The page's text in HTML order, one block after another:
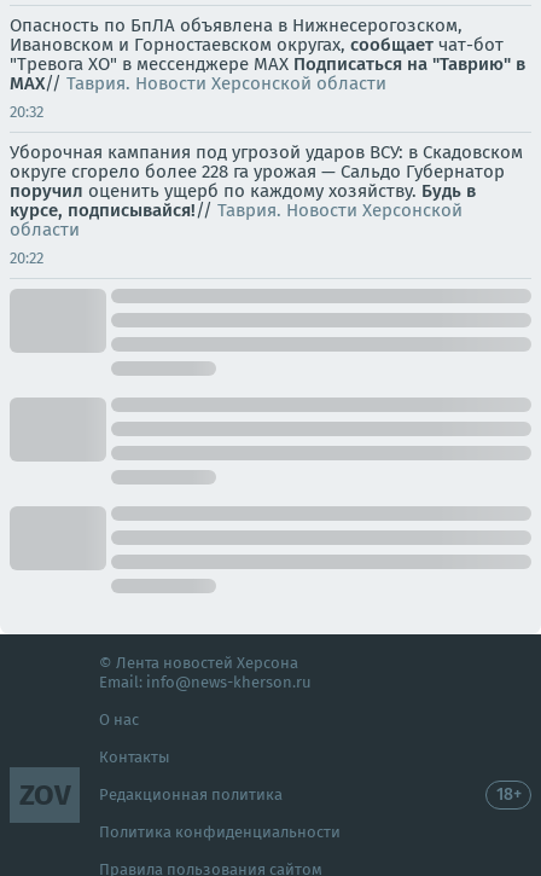
Опасность по БпЛА объявлена в Нижнесерогозском,
Ивановском и Горностаевском округах, сообщает чат-бот
"Тревога ХО" в мессенджере MAX Подписаться на "Таврию" в
MAX// Таврия. Новости Херсонской области
20:32
Уборочная кампания под угрозой ударов ВСУ: в Скадовском
округе сгорело более 228 га урожая — Сальдо Губернатор
поручил оценить ущерб по каждому хозяйству. Будь в
курсе, подписывайся!// Таврия. Новости Херсонской
области
20:22
ZOV
© Лента новостей Херсона
Email: info@news-kherson.ru
О нас
Контакты
Редакционная политика
Политика конфиденциальности
Правила пользования сайтом
18+